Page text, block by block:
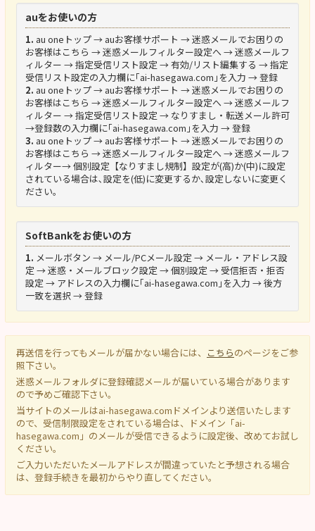
auをお使いの方
1. au oneトップ → auお客様サポート → 迷惑メールでお困りの
お客様はこちら → 迷惑メールフィルター設定へ → 迷惑メールフ
ィルター → 指定受信リスト設定 → 有効/リスト編集する → 指定
受信リスト設定の入力欄に｢ai-hasegawa.com｣を入力 → 登録
2. au oneトップ → auお客様サポート → 迷惑メールでお困りの
お客様はこちら → 迷惑メールフィルター設定へ → 迷惑メールフ
ィルター → 指定受信リスト設定 → なりすまし・転送メール許可
→登録数の入力欄に｢ai-hasegawa.com｣を入力 → 登録
3. au oneトップ → auお客様サポート → 迷惑メールでお困りの
お客様はこちら → 迷惑メールフィルター設定へ → 迷惑メールフ
ィルター→ 個別設定【なりすまし規制】設定が(高)か(中)に設定
されている場合は､設定を(低)に変更するか､設定しないに変更く
ださい。
SoftBankをお使いの方
1. メールボタン → メール/PCメール設定 → メール・アドレス設
定 → 迷惑・メールブロック設定 → 個別設定 → 受信拒否・拒否
設定 → アドレスの入力欄に｢ai-hasegawa.com｣を入力 → 後方
一致を選択 → 登録
再送信を行ってもメールが届かない場合には、 こちらのページをご参
照下さい。
迷惑メールフォルダに登録確認メールが届いている場合があります
ので予めご確認下さい。
当サイトのメールはai-hasegawa.com ドメインより送信いたします
ので、受信制限設定をされている場合は、ドメイン「ai-
hasegawa.com」のメールが受信できるように設定後、改めてお試し
ください。
ご入力いただいたメールアドレスが間違っていたと予想される場合
は、登録手続きを最初からやり直してください。